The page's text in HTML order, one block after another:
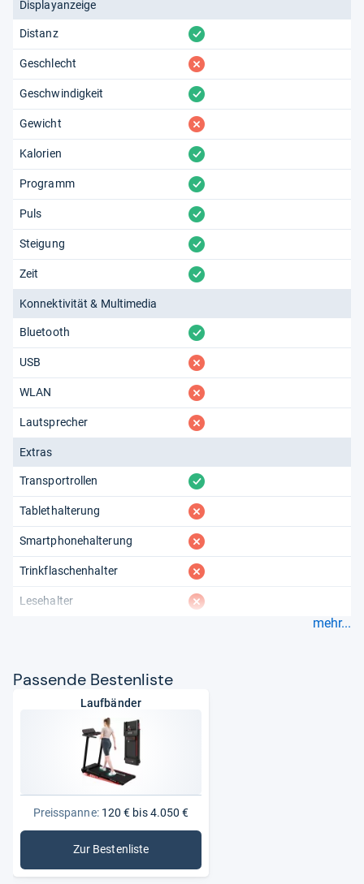
Von uns ausgewertete Quellen:
Kundenrezensionen auf Sportstech.de
Redaktion von Testberichte.de
Displayanzeige
Distanz vorhanden
Geschlecht fehlt
Geschwindigkeit vorhanden
Gewicht fehlt
Kalorien vorhanden
Programm vorhanden
Puls vorhanden
Steigung vorhanden
Zeit vorhanden
Konnektivität & Multimedia
Bluetooth vorhanden
USB fehlt
WLAN fehlt
Lautsprecher fehlt
Extras
Transportrollen vorhanden
Tablethalterung fehlt
Smartphonehalterung fehlt
Trinkflaschenhalter fehlt
Lesehalter fehlt
mehr...
Pas­sende Bes­ten­liste
Laufbänder
Preisspanne:120 € bis 4.050 €
Zur Bestenliste
: Laufbänder